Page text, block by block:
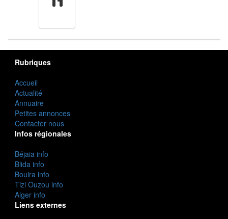
Rubriques
Accueil
Actualité
Annuaire
Petites annonces
Contacter nous
Infos régionales
Béjaia info
Blida info
Bouira info
Tizi Ouzou info
Alger info
Liens externes